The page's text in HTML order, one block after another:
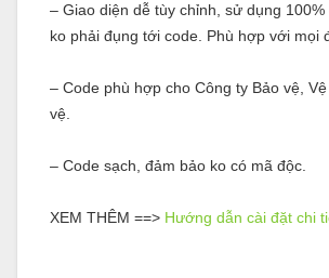
– Giao diện dễ tùy chỉnh, sử dụng 100%
ko phải đụng tới code. Phù hợp với mọi
– Code phù hợp cho Công ty Bảo vệ,
vệ.
– Code sạch, đảm bảo ko có mã độc.
XEM THÊM ==> Hướng dẫn cài đặt chi